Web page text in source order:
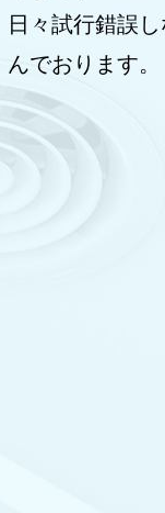
日々試行錯誤
んでおります。